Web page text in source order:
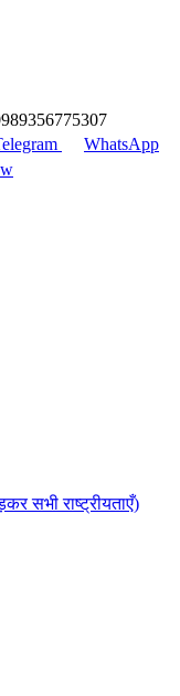
WhatsApp
सभी राष्ट्रीयताएँ)